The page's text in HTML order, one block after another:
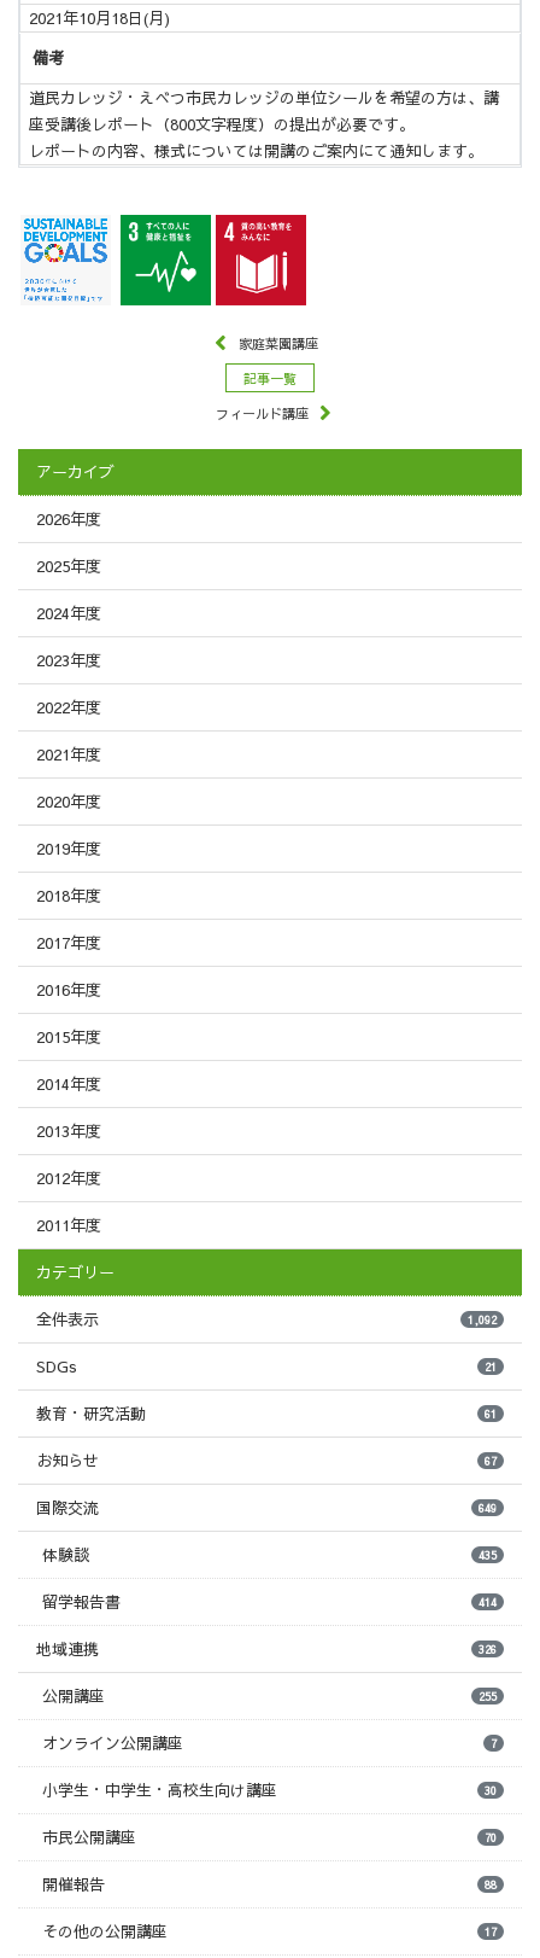
2021年10月18日(月)
備考
道民カレッジ・えべつ市民カレッジの単位シールを希望の方は、講
座受講後レポート（800文字程度）の提出が必要です。
レポートの内容、様式については開講のご案内にて通知します。
家庭菜園講座
記事一覧
フィールド講座
アーカイブ
2026年度
2025年度
2024年度
2023年度
2022年度
2021年度
2020年度
2019年度
2018年度
2017年度
2016年度
2015年度
2014年度
2013年度
2012年度
2011年度
カテゴリー
全件表示 1,092
SDGs 21
教育・研究活動 61
お知らせ 67
国際交流 649
体験談 435
留学報告書 414
地域連携 326
公開講座 255
オンライン公開講座 7
小学生・中学生・高校生向け講座 30
市民公開講座 70
開催報告 88
その他の公開講座 17